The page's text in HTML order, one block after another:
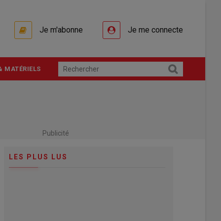
Je m'abonne Je me connecte
MATÉRIELS
Publicité
LES PLUS LUS